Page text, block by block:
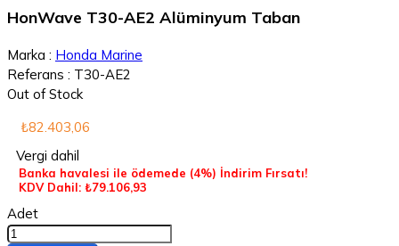
HonWave T30-AE2 Alüminyum Taban
Marka : Honda Marine
Referans : T30-AE2
Out of Stock
₺82.403,06
Vergi dahil
Banka havalesi ile ödemede (4%) İndirim Fırsatı!
KDV Dahil: ₺79.106,93
Adet